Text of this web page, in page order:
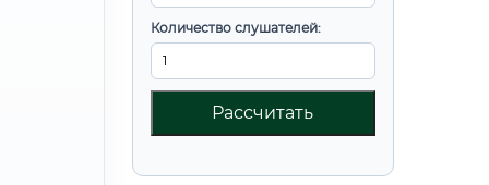
Количество слушателей:
Рассчитать